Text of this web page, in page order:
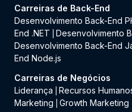
Carreiras de Back-End
Desenvolvimento Back-End
End .NET
Desenvolvimento
Desenvolvimento Back-End
End Node.js
Carreiras de Negócios
Liderança
Recursos
Marketing
Growth Marketing